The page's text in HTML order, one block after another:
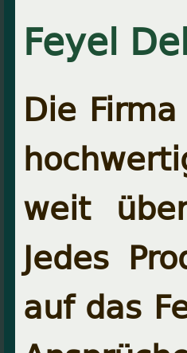
Feyel
Die
weit
Jedes
auf das